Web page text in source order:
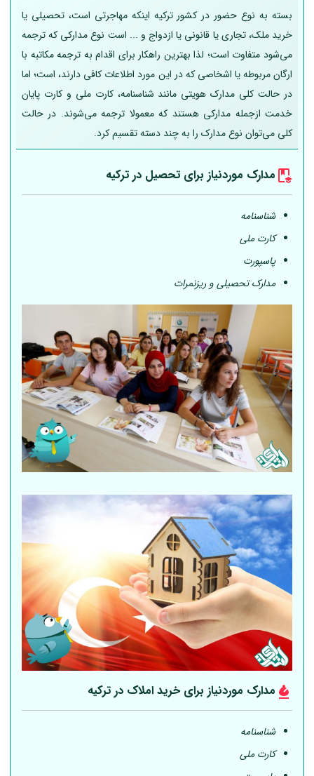
بسته به نوع حضور در کشور ترکیه اینکه مهاجرتی است، تحصیلی یا
خرید ملک، تجاری یا قانونی یا ازدواج و ... است نوع مدارکی که ترجمه
می‌شود متفاوت است؛ لذا بهترین راهکار برای اقدام به ترجمه مکاتبه با
ارگان مربوطه یا اشخاصی که در این مورد اطلاعات کافی دارند، است؛ اما
در حالت کلی مدارک هویتی مانند شناسنامه، کارت ملی و کارت پایان
خدمت ازجمله مدارکی هستند که معمولا ترجمه می‌شوند. در حالت
کلی می‌توان نوع مدارک را به چند دسته تقسیم کرد.
مدارک موردنیاز برای تحصیل در ترکیه
شناسنامه
کارت ملی
پاسپورت
مدارک تحصیلی و ریزنمرات
مدارک موردنیاز برای خرید املاک در ترکیه
شناسنامه
کارت ملی